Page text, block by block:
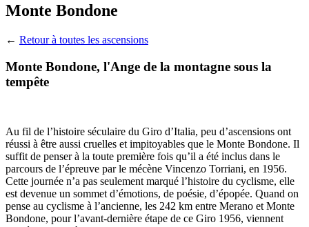
Monte Bondone
← Retour à toutes les ascensions
Monte Bondone, l'Ange de la montagne sous la
tempête
Au fil de l’histoire séculaire du Giro d’Italia, peu d’ascensions ont
réussi à être aussi cruelles et impitoyables que le Monte Bondone. Il
suffit de penser à la toute première fois qu’il a été inclus dans le
parcours de l’épreuve par le mécène Vincenzo Torriani, en 1956.
Cette journée n’a pas seulement marqué l’histoire du cyclisme, elle
est devenue un sommet d’émotions, de poésie, d’épopée. Quand on
pense au cyclisme à l’ancienne, les 242 km entre Merano et Monte
Bondone, pour l’avant-dernière étape de ce Giro 1956, viennent